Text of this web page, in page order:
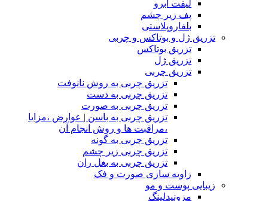
لیفت ابرو
پف زیر چشم
بلفاروپلاستی
تزریق ژل و بوتاکس و چربی
تزریق بوتاکس
تزریق ژل
تزریق چربی
تزریق چربی به روش نانوفت
تزریق چربی به دست
تزریق چربی به صورت
تزریق چربی به باسن | عوارض ،مزایا
،مراقبت ها و روش انجام آن
تزریق چربی به گونه
تزریق چربی زیر چشم
تزریق چربی به بغل ران
زاویه سازی صورت و فک
زیبایی پوست و مو
مزونیدلینگ